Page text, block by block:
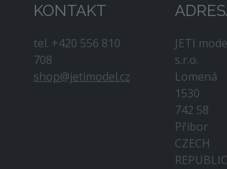
KONTAKT
tel. +420 556 810
708
shop@jetimodel.cz
JETI
s.r.o.
Lomená
1530
742 58
Příbor
CZECH
REPUBLIC